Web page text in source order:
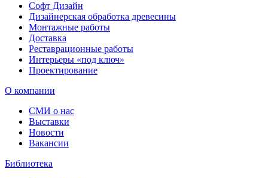
Софт Дизайн
Дизайнерская обработка древесины
Монтажные работы
Доставка
Реставрационные работы
Интерьеры «под ключ»
Проектирование
О компании
СМИ о нас
Выставки
Новости
Вакансии
Библиотека